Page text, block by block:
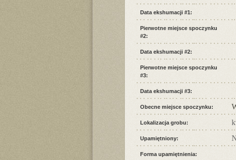
Data ekshumacji #1:
Pierwotne miejsce spoczynku
#2:
Data ekshumacji #2:
Pierwotne miejsce spoczynku
#3:
Data ekshumacji #3:
Obecne miejsce spoczynku:
Lokalizacja grobu:
Upamiętniony:
Forma upamiętnienia: